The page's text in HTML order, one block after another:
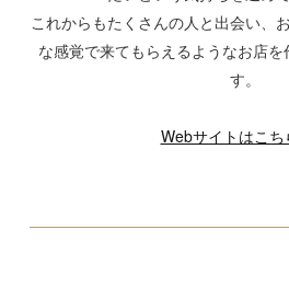
これからもたくさんの人と出会い、
な感覚で来てもらえるようなお店
す。
Webサイトはこち